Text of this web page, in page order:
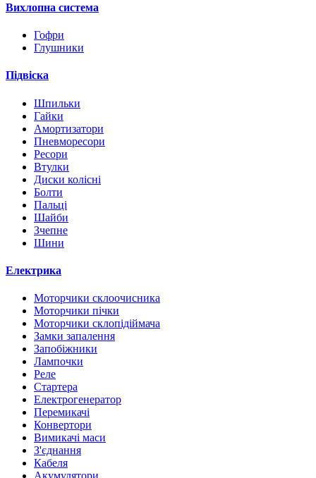
Вихлопна система
Гофри
Глушники
Підвіска
Шпильки
Гайки
Амортизатори
Пневморесори
Ресори
Втулки
Диски колісні
Болти
Пальці
Шайби
Зчепне
Шини
Електрика
Моторчики склоочисника
Моторчики пічки
Моторчики склопідіймача
Замки запалення
Запобіжники
Лампочки
Реле
Стартера
Електрогенератор
Перемикачі
Конвертори
Вимикачі маси
З'єднання
Кабеля